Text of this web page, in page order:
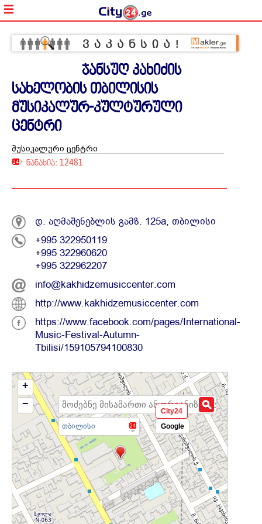
ჯანსუღ კახიძის
სახელობის თბილისის
მუსიკალურ-კულტურული
ცენტრი
მუსიკალური ცენტრი
ნანახია: 12481
დ. აღმაშენებლის გამზ. 125a, თბილისი
+995 322950119
+995 322960620
+995 322962207
info@kakhidzemusiccenter.com
http://www.kakhidzemusiccenter.com
https://www.facebook.com/pages/International-
Music-Festival-Autumn-
Tbilisi/159105794100830
თბილისი
+
−
City24
Google